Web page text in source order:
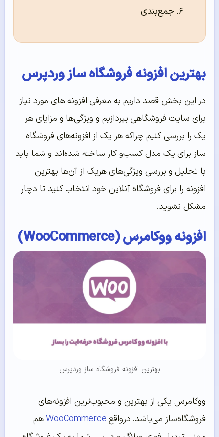
جمع‌بندی
بهترین افزونه فروشگاه ساز وردپرس
در این بخش قصد داریم به معرفی افزونه های مورد نیاز
برای سایت فروشگاهی بپردازیم و ویژگی‌ها و مزایای هر
یک را بررسی کنیم چراکه هر یک از افزونه‌های فروشگاه
ساز برای یک مدل کسب‌و کار ساخته شده‌اند و شما باید
با تحلیل و بررسی ویژگی‌های هریک از آن‌ها بهترین
افزونه را برای فروشگاه آنلاین خود انتخاب کنید تا دچار
مشکل نشوید.
افزونه ووکامرس (WooCommerce)
بهترین افزونه فروشگاه ساز وردپرس
ووکامرس یکی از بهترین و محبوب‌ترین افزونه‌های
فروشگاه‌ساز می‌باشد. درواقع WooCommerceهم